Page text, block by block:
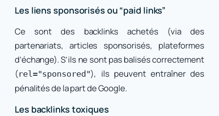
Les liens sponsorisés ou “paid links”
Ce sont des backlinks achetés (via des
partenariats, articles sponsorisés, plateformes
d’échange). S’ils ne sont pas balisés correctement
(rel="sponsored"), ils peuvent entraîner des
pénalités de la part de Google.
Les backlinks toxiques